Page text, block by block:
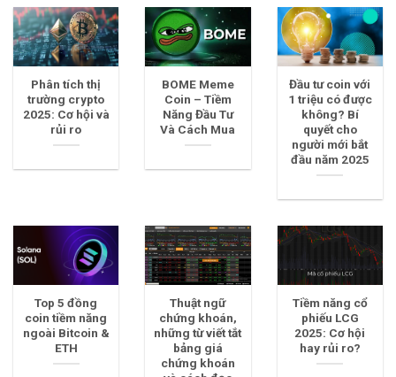
Phân tích thị
trường crypto
2025: Cơ hội và
rủi ro
BOME Meme
Coin – Tiềm
Năng Đầu Tư
Và Cách Mua
Đầu tư coin với
1 triệu có được
không? Bí
quyết cho
người mới bắt
đầu năm 2025
Top 5 đồng
coin tiềm năng
ngoài Bitcoin &
ETH
Thuật ngữ
chứng khoán,
những từ viết tắt
bảng giá
chứng khoán
Tiềm năng cổ
phiếu LCG
2025: Cơ hội
hay rủi ro?